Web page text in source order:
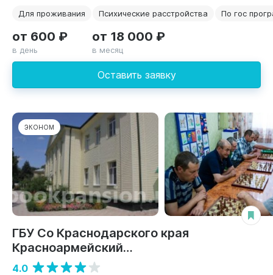
Для проживания
Психические расстройства По гос
Оставить заявку
от 600 ₽
в день
от 18 000 ₽
в месяц
ЭКОНОМ
ГБУ Со Краснодарского края
Красноармейский
Психоневрологический интернат
4.0